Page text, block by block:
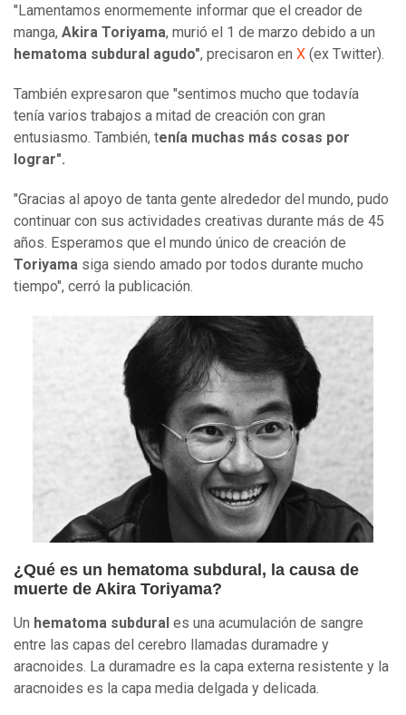
"Lamentamos enormemente informar que el creador de
manga, Akira Toriyama, murió el 1 de marzo debido a un
hematoma subdural agudo", precisaron en X (ex Twitter).
También expresaron que "sentimos mucho que todavía
tenía varios trabajos a mitad de creación con gran
entusiasmo. También, tenía muchas más cosas por
lograr".
"Gracias al apoyo de tanta gente alrededor del mundo, pudo
continuar con sus actividades creativas durante más de 45
años. Esperamos que el mundo único de creación de
Toriyama siga siendo amado por todos durante mucho
tiempo", cerró la publicación.
¿Qué es un hematoma subdural, la causa de
muerte de Akira Toriyama?
Un hematoma subdural es una acumulación de sangre
entre las capas del cerebro llamadas duramadre y
aracnoides. La duramadre es la capa externa resistente y la
aracnoides es la capa media delgada y delicada.